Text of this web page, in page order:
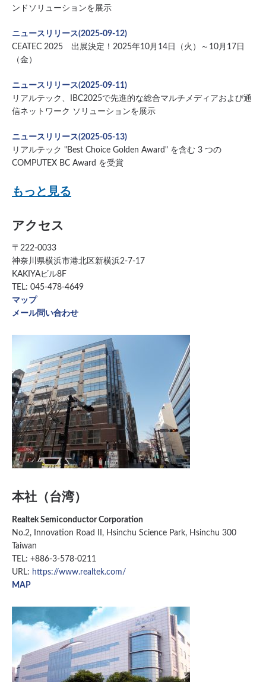
ンドソリューションを展示
ニュースリリース(2025-09-12)
CEATEC 2025 出展決定！2025年10月14日（火）～10月17日
（金）
ニュースリリース(2025-09-11)
リアルテック、IBC2025で先進的な総合マルチメディアおよび通
信ネットワーク ソリューションを展示
ニュースリリース(2025-05-13)
リアルテック "Best Choice Golden Award" を含む 3 つの
COMPUTEX BC Award を受賞
もっと見る
アクセス
〒222-0033
神奈川県横浜市港北区新横浜2-7-17
KAKIYAビル8F
TEL: 045-478-4649
マップ
メール問い合わせ
本社（台湾）
Realtek Semiconductor Corporation
No.2, Innovation Road II, Hsinchu Science Park, Hsinchu 300
Taiwan
TEL: +886-3-578-0211
URL: https://www.realtek.com/
MAP